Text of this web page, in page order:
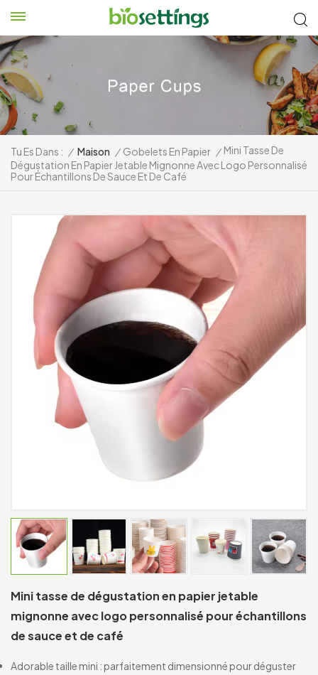
Tu Es Dans : / Maison / Gobelets En Papier / Mini Tasse De
Dégustation En Papier Jetable Mignonne Avec Logo Personnalisé
Pour Échantillons De Sauce Et De Café
Mini tasse de dégustation en papier jetable
mignonne avec logo personnalisé pour échantillons
de sauce et de café
Adorable taille mini : parfaitement dimensionné pour déguster